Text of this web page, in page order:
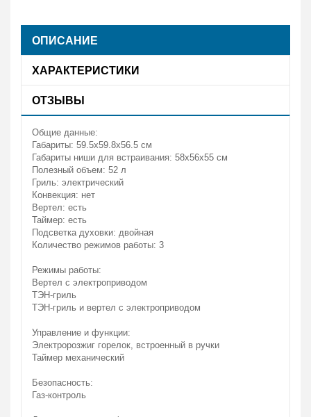
ОПИСАНИЕ
ХАРАКТЕРИСТИКИ
ОТЗЫВЫ
Общие данные:
Габариты: 59.5х59.8х56.5 см
Габариты ниши для встраивания: 58х56х55 см
Полезный объем: 52 л
Гриль: электрический
Конвекция: нет
Вертел: есть
Таймер: есть
Подсветка духовки: двойная
Количество режимов работы: 3
Режимы работы:
Вертел с электроприводом
ТЭН-гриль
ТЭН-гриль и вертел с электроприводом
Управление и функции:
Электророзжиг горелок, встроенный в ручки
Таймер механический
Безопасность:
Газ-контроль